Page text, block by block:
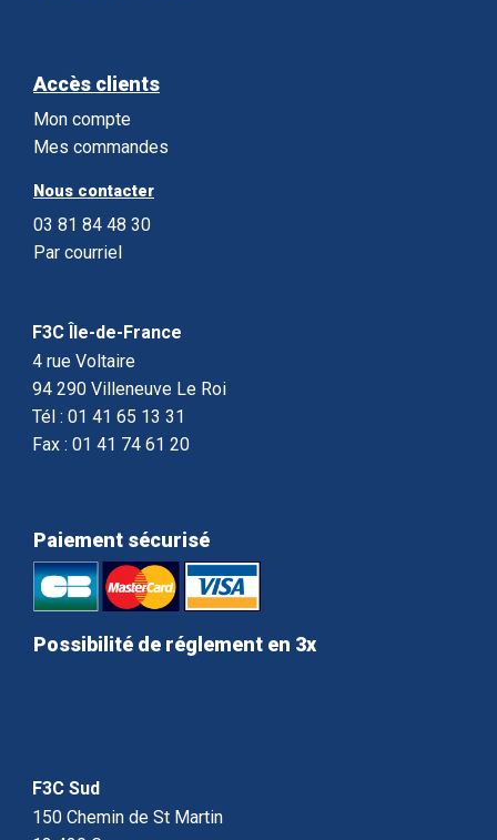
Accès clients
Mon compte
Mes commandes
Nous contacter
03 81 84 48 30
Par courriel
F3C Île-de-France
4 rue Voltaire
94 290 Villeneuve Le Roi
Tél : 01 41 65 13 31
Fax : 01 41 74 61 20
Paiement sécurisé
Possibilité de réglement en 3x
F3C Sud
150 Chemin de St Martin